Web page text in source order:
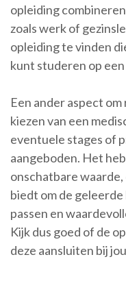
opleiding
zoals werk of
opleiding te vinden
kunt studeren op
Een ander aspect
kiezen van een
eventuele stages of
aangeboden. Het
onschatbare
biedt om de
passen en
Kijk dus goed of de
deze aansluiten bij